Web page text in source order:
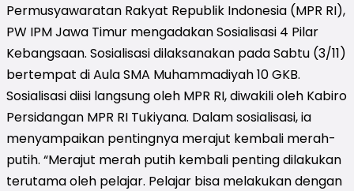
Permusyawaratan Rakyat Republik Indonesia (MPR RI),
PW IPM Jawa Timur mengadakan Sosialisasi 4 Pilar
Kebangsaan. Sosialisasi dilaksanakan pada Sabtu (3/11)
bertempat di Aula SMA Muhammadiyah 10 GKB.
Sosialisasi diisi langsung oleh MPR RI, diwakili oleh Kabiro
Persidangan MPR RI Tukiyana. Dalam sosialisasi, ia
menyampaikan pentingnya merajut kembali merah-
putih. “Merajut merah putih kembali penting dilakukan
terutama oleh pelajar. Pelajar bisa melakukan dengan